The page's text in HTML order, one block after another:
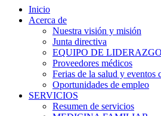
Inicio
Acerca de
Nuestra visión y misión
Junta directiva
EQUIPO DE LIDERAZGO
Proveedores médicos
Ferias de la salud y eventos
Oportunidades de empleo
SERVICIOS
Resumen de servicios